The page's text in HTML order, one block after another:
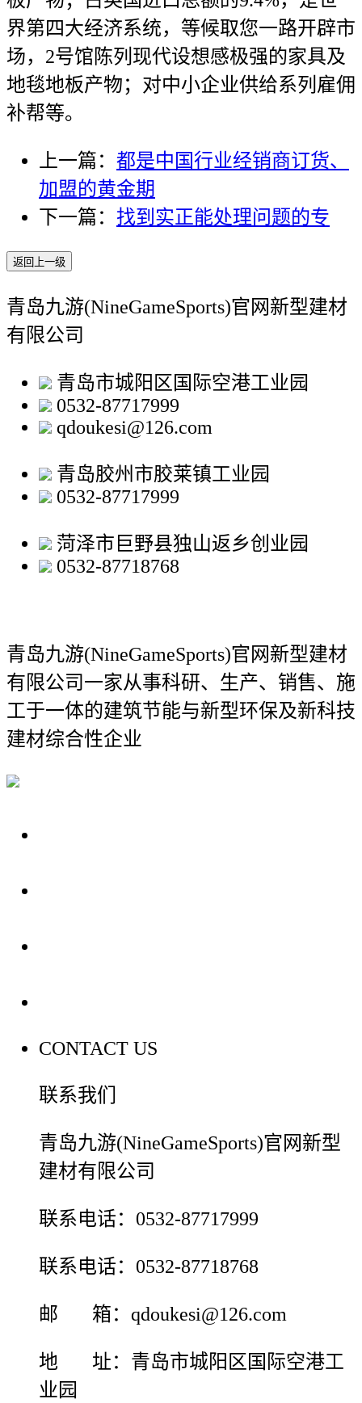
界第四大经济系统，等候取您一路开辟市
场，2号馆陈列现代设想感极强的家具及
地毯地板产物；对中小企业供给系列雇佣
补帮等。
上一篇： 都是中国行业经销商订货、
加盟的黄金期
下一篇： 找到实正能处理问题的专
返回上一级
青岛九游(NineGameSports)官网新型建材
有限公司
青岛市城阳区国际空港工业园
0532-87717999
qdoukesi@126.com
青岛胶州市胶莱镇工业园
0532-87717999
菏泽市巨野县独山返乡创业园
0532-87718768
青岛九游(NineGameSports)官网新型建材
有限公司一家从事科研、生产、销售、施
工于一体的建筑节能与新型环保及新科技
建材综合性企业
CONTACT US
联系我们
青岛九游(NineGameSports)官网新型
建材有限公司
联系电话：0532-87717999
联系电话：0532-87718768
邮 箱：qdoukesi@126.com
地 址：青岛市城阳区国际空港工
业园